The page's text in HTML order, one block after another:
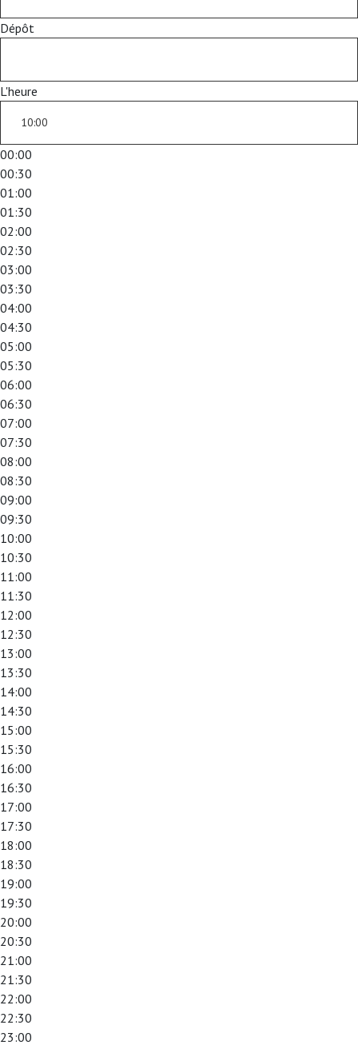
Dépôt
L'heure
00:00
00:30
01:00
01:30
02:00
02:30
03:00
03:30
04:00
04:30
05:00
05:30
06:00
06:30
07:00
07:30
08:00
08:30
09:00
09:30
10:00
10:30
11:00
11:30
12:00
12:30
13:00
13:30
14:00
14:30
15:00
15:30
16:00
16:30
17:00
17:30
18:00
18:30
19:00
19:30
20:00
20:30
21:00
21:30
22:00
22:30
23:00